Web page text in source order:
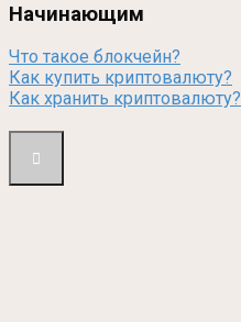
Начинающим
Что такое блокчейн?
Как купить криптовалюту?
Как хранить криптовалюту?